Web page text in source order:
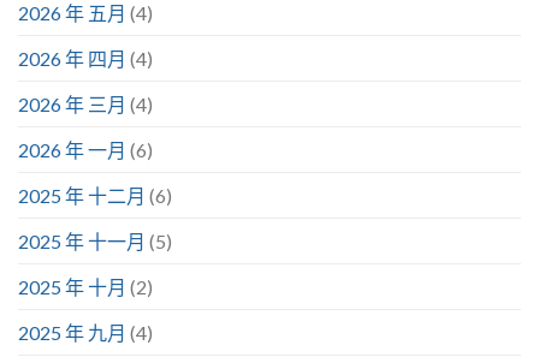
2026 年 五月 (4)
2026 年 四月 (4)
2026 年 三月 (4)
2026 年 一月 (6)
2025 年 十二月 (6)
2025 年 十一月 (5)
2025 年 十月 (2)
2025 年 九月 (4)